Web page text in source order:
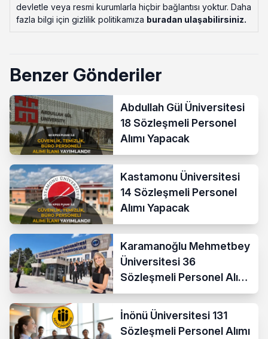
devletle veya resmi kurumlarla hiçbir bağlantısı yoktur. Daha
fazla bilgi için gizlilik politikamıza buradan ulaşabilirsiniz.
Benzer Gönderiler
Abdullah Gül Üniversitesi
18 Sözleşmeli Personel
Alımı Yapacak
Kastamonu Üniversitesi
14 Sözleşmeli Personel
Alımı Yapacak
Karamanoğlu Mehmetbey
Üniversitesi 36
Sözleşmeli Personel Alımı
Yapacak
İnönü Üniversitesi 131
Sözleşmeli Personel Alımı